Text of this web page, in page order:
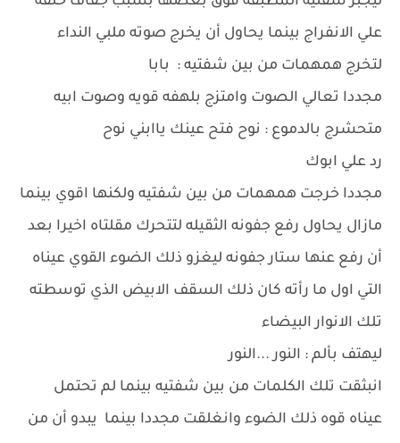
علي الانفراج بينما يحاول أن يخرج صوته ملبي النداء
لتخرج همهمات من بين شفتيه : بابا
مجددا تعالي الصوت وامتزج بلهفه قويه وصوت ابيه
متحشرج بالدموع : نوح فتح عينك ياابني نوح
رد علي ابوك
مجددا خرجت همهمات من بين شفتيه ولكنها اقوي بينما
مازال يحاول رفع جفونه الثقيله لتتحرك مقلتاه اخيرا بعد
أن رفع عنها ستار جفونه ليغزو ذلك الضوء القوي عيناه
التي اول ما رأته كان ذلك السقف الابيض الذي توسطته
تلك الانوار البيضاء
ليهتف بألم : النور ...النور
انبثقت تلك الكلمات من بين شفتيه بينما لم تحتمل
عيناه قوه ذلك الضوء وانغلقت مجددا بينما يبدو أن من